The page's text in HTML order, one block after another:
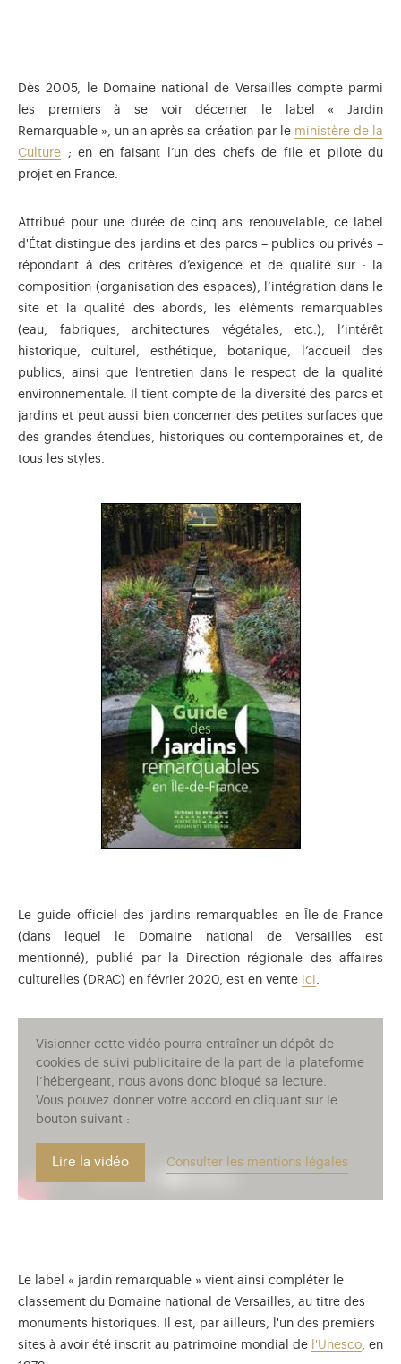
Dès 2005, le Domaine national de Versailles compte parmi
les premiers à se voir décerner le label « Jardin
Remarquable », un an après sa création par le ministère de la
Culture ; en en faisant l’un des chefs de file et pilote du
projet en France.
Attribué pour une durée de cinq ans renouvelable, ce label
d'État distingue des jardins et des parcs – publics ou privés –
répondant à des critères d’exigence et de qualité sur : la
composition (organisation des espaces), l’intégration dans le
site et la qualité des abords, les éléments remarquables
(eau, fabriques, architectures végétales, etc.), l’intérêt
historique, culturel, esthétique, botanique, l’accueil des
publics, ainsi que l’entretien dans le respect de la qualité
environnementale. Il tient compte de la diversité des parcs et
jardins et peut aussi bien concerner des petites surfaces que
des grandes étendues, historiques ou contemporaines et, de
tous les styles.
Le guide officiel des jardins remarquables en Île-de-France
(dans lequel le Domaine national de Versailles est
mentionné), publié par la Direction régionale des affaires
culturelles (DRAC) en février 2020, est en vente ici.
Visionner cette vidéo pourra entraîner un dépôt de
cookies de suivi publicitaire de la part de la plateforme
l’hébergeant, nous avons donc bloqué sa lecture.
Vous pouvez donner votre accord en cliquant sur le
bouton suivant :
Lire la vidéo Consulter les mentions légales
Le label « jardin remarquable » vient ainsi compléter le
classement du Domaine national de Versailles, au titre des
monuments historiques. Il est, par ailleurs, l'un des premiers
sites à avoir été inscrit au patrimoine mondial de
l'Unesco, en